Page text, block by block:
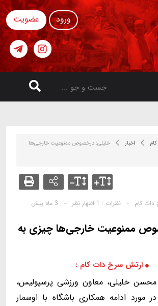
ورود عضویت
اخبار
خلیلی: درخصوص ممنوعیت خارجی‌ها
کام - نظرات : 1 اظهار نظر - 3 ماه پیش
ممنوعیت خارجی‌ها چیزی به
ارتش سرخ دات کام :
محسن خلیلی، معاون ورزشی پرسپولیس،
در مورد ادامه همکاری باشگاه با اوسمار